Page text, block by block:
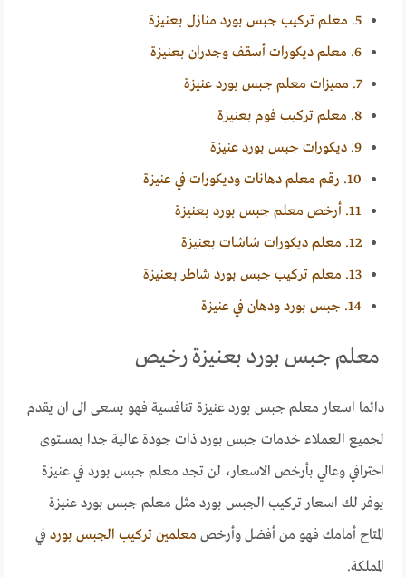
5. معلم تركيب جبس بورد منازل بعنيزة
6. معلم ديكورات أسقف وجدران بعنيزة
7. مميزات معلم جبس بورد عنيزة
8. معلم تركيب فوم بعنيزة
9. ديكورات جبس بورد عنيزة
10. رقم معلم دهانات وديكورات في عنيزة
11. أرخص معلم جبس بورد بعنيزة
12. معلم ديكورات شاشات بعنيزة
13. معلم تركيب جبس بورد شاطر بعنيزة
14. جبس بورد ودهان في عنيزة
معلم جبس بورد بعنيزة رخيص
دائما اسعار معلم جبس بورد عنيزة تنافسية فهو يسعى الى ان يقدم
لجميع العملاء خدمات جبس بورد ذات جودة عالية جدا بمستوى
احترافي وعالي بأرخص الاسعار، لن تجد معلم جبس بورد في عنيزة
يوفر لك اسعار تركيب الجبس بورد مثل معلم جبس بورد عنيزة
المتاح أمامك فهو من أفضل وأرخص معلمين تركيب الجبس بورد في
المملكة.